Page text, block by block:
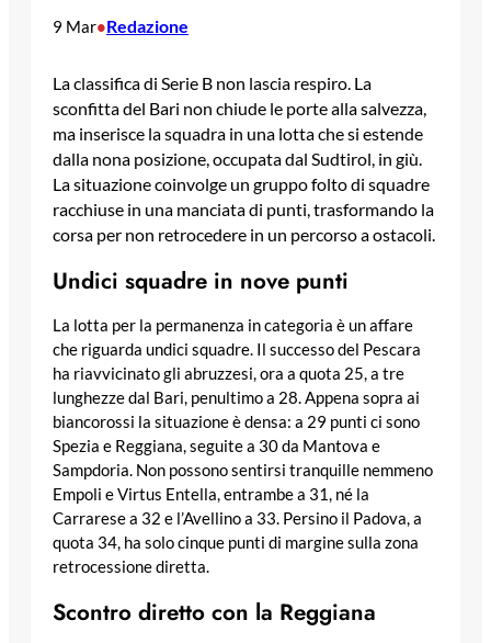
9 Mar•Redazione
La classifica di Serie B non lascia respiro. La
sconfitta del Bari non chiude le porte alla salvezza,
ma inserisce la squadra in una lotta che si estende
dalla nona posizione, occupata dal Sudtirol, in giù.
La situazione coinvolge un gruppo folto di squadre
racchiuse in una manciata di punti, trasformando la
corsa per non retrocedere in un percorso a ostacoli.
Undici squadre in nove punti
La lotta per la permanenza in categoria è un affare
che riguarda undici squadre. Il successo del Pescara
ha riavvicinato gli abruzzesi, ora a quota 25, a tre
lunghezze dal Bari, penultimo a 28. Appena sopra ai
biancorossi la situazione è densa: a 29 punti ci sono
Spezia e Reggiana, seguite a 30 da Mantova e
Sampdoria. Non possono sentirsi tranquille nemmeno
Empoli e Virtus Entella, entrambe a 31, né la
Carrarese a 32 e l’Avellino a 33. Persino il Padova, a
quota 34, ha solo cinque punti di margine sulla zona
retrocessione diretta.
Scontro diretto con la Reggiana